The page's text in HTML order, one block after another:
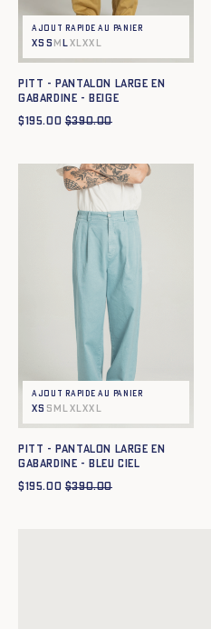
Ajout rapide au panier
XS S M L XLXXL
Pitt - Pantalon large en
gabardine - BEIGE
$195.00 $390.00
Ajout rapide au panier
XS S M XLXXL
Pitt - Pantalon large en
gabardine - BLEU CIEL
$195.00 $390.00